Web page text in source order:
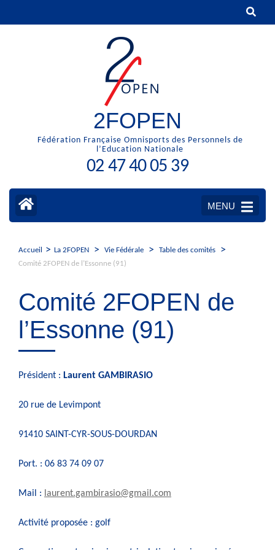
2FOPEN
Fédération Française Omnisports des Personnels de
l’Education Nationale
02 47 40 05 39
MENU
Accueil > La 2FOPEN > Vie Fédérale > Table des comités >
Comité 2FOPEN de l’Essonne (91)
Comité 2FOPEN de
l’Essonne (91)
Président : Laurent GAMBIRASIO
20 rue de Levimpont
91410 SAINT-CYR-SOUS-DOURDAN
Port. : 06 83 74 09 07
Mail : laurent.gambirasio@gmail.com
Activité proposée : golf